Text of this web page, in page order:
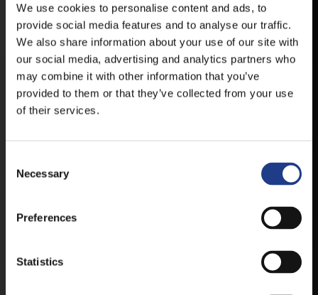
We use cookies to personalise content and ads, to
provide social media features and to analyse our traffic.
We also share information about your use of our site with
our social media, advertising and analytics partners who
may combine it with other information that you’ve
provided to them or that they’ve collected from your use
of their services.
Necessary
Preferences
Statistics
HELYSZÍNVÁLTOZÁSRÓL.
ELÉRHETŐ ANDROID ÉS IOS RENDSZEREKRE AZ
ISMERT HELYEKEN, VAGY IDE KATTINTVA :